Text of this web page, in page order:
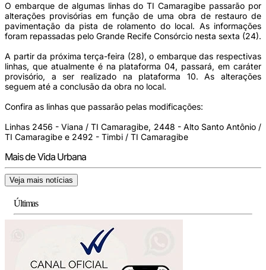
O embarque de algumas linhas do TI Camaragibe passarão por
alterações provisórias em função de uma obra de restauro de
pavimentação da pista de rolamento do local. As informações
foram repassadas pelo Grande Recife Consórcio nesta sexta (24).
A partir da próxima terça-feira (28), o embarque das respectivas
linhas, que atualmente é na plataforma 04, passará, em caráter
provisório, a ser realizado na plataforma 10. As alterações
seguem até a conclusão da obra no local.
Confira as linhas que passarão pelas modificações:
Linhas 2456 - Viana / TI Camaragibe, 2448 - Alto Santo Antônio /
TI Camaragibe e 2492 - Timbi / TI Camaragibe
Mais de Vida Urbana
Veja mais notícias
Últimas